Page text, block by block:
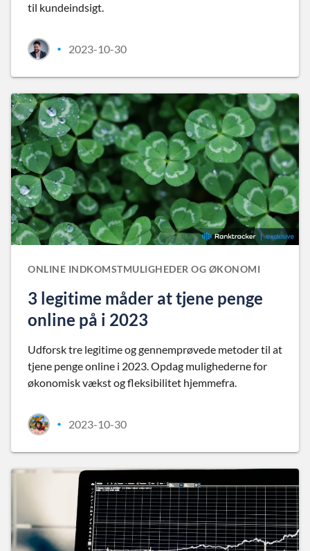
til kundeindsigt.
• 2023-10-30
ONLINE INDKOMSTMULIGHEDER OG ØKONOMI
3 legitime måder at tjene penge
online på i 2023
Udforsk tre legitime og gennemprøvede metoder til at
tjene penge online i 2023. Opdag mulighederne for
økonomisk vækst og fleksibilitet hjemmefra.
• 2023-10-30